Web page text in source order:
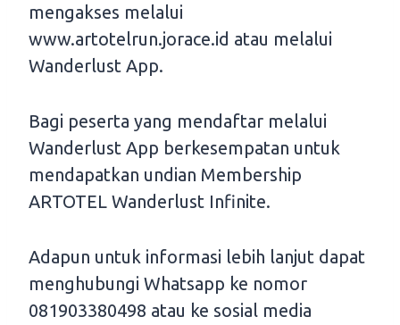
mengakses melalui
www.artotelrun.jorace.id atau melalui
Wanderlust App.
Bagi peserta yang mendaftar melalui
Wanderlust App berkesempatan untuk
mendapatkan undian Membership
ARTOTEL Wanderlust Infinite.
Adapun untuk informasi lebih lanjut dapat
menghubungi Whatsapp ke nomor
081903380498 atau ke sosial media